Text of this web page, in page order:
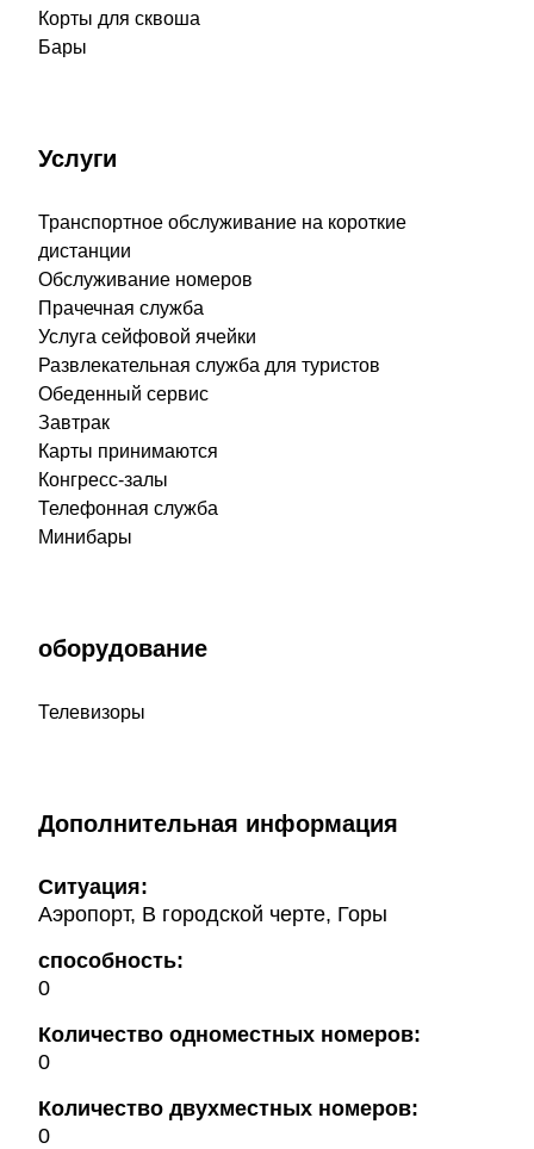
Корты для сквоша
Бары
Услуги
Транспортное обслуживание на короткие
дистанции
Обслуживание номеров
Прачечная служба
Услуга сейфовой ячейки
Развлекательная служба для туристов
Обеденный сервис
Завтрак
Карты принимаются
Конгресс-залы
Телефонная служба
Минибары
оборудование
Телевизоры
Дополнительная информация
Ситуация:
Аэропорт, В городской черте, Горы
способность:
0
Количество одноместных номеров:
0
Количество двухместных номеров:
0